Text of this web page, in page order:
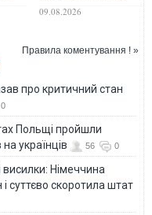
виживання країни,
09.08.2026
Правила коментування ! »
про критичний стан
0
Польщі пройшли
українців
56 0
Німеччина
суттєво скоротила штат